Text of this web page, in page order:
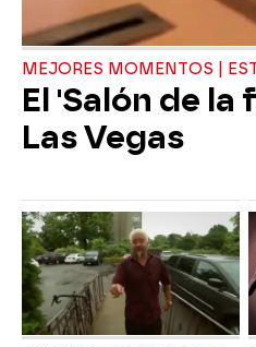
MEJORES MOMENTOS |
El 'Salón de la
Las Vegas